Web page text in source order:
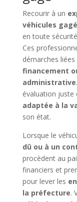
Recourir à un
véhicules
en toute
Ces
démarches liées
financement
administrative
évaluation
adaptée à la
son état.
Lorsque le
dû ou à un
procèdent au
financiers et
pour lever les
la préfecture.